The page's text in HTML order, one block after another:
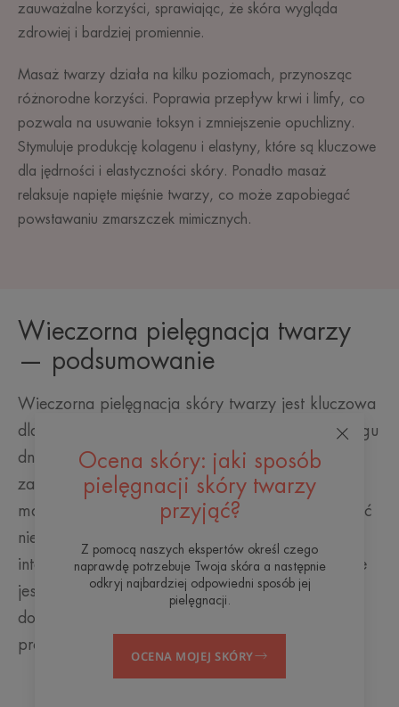
zauważalne korzyści, sprawiając, że skóra wygląda
zdrowiej i bardziej promiennie.
Masaż twarzy działa na kilku poziomach, przynosząc
różnorodne korzyści. Poprawia przepływ krwi i limfy, co
pozwala na usuwanie toksyn i zmniejszenie opuchlizny.
Stymuluje produkcję kolagenu i elastyny, które są kluczowe
dla jędrności i elastyczności skóry. Ponadto masaż
relaksuje napięte mięśnie twarzy, co może zapobiegać
powstawaniu zmarszczek mimicznych.
Wieczorna pielęgnacja twarzy
— podsumowanie
Wieczorna pielęgnacja skóry twarzy jest kluczowa
dla utrzymania zdrowej i promiennej cery. W ciągu
dnia skóra narażona jest na promieniowanie UV,
zanieczyszczenia, np. kurz albo pozostałości po
makijażu, które mogą zatykać pory i powodować
niedoskonałości. Pamiętaj, że w nocy następuje
intensywna regeneracja skóry, dlatego tak ważne
jest, aby przed snem dokładnie oczyścić skórę i
dostarczyć jej składników wspierających ten
proces.
Ocena skóry: jaki sposób
pielęgnacji skóry twarzy
przyjąć?
Z pomocą naszych ekspertów określ czego
naprawdę potrzebuje Twoja skóra a następnie
odkryj najbardziej odpowiedni sposób jej
pielęgnacji.
OCENA MOJEJ SKÓRY